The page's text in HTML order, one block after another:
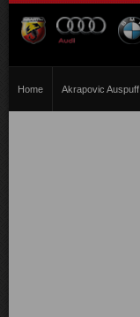
Home Akrapovic Auspuff